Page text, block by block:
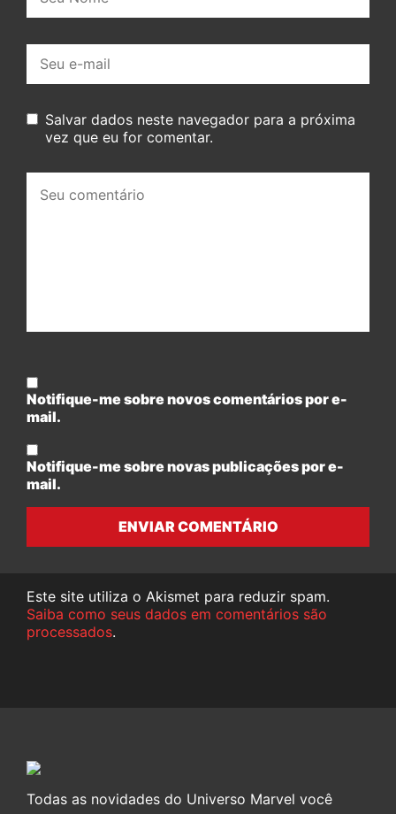
mail:
Salvar dados neste navegador para a próxima
vez que eu for comentar.
comentário:
Notifique-me sobre novos comentários por e-
mail.
Notifique-me sobre novas publicações por e-
mail.
ENVIAR COMENTÁRIO
Este site utiliza o Akismet para reduzir spam.
Saiba como seus dados em comentários são
processados.
Todas as novidades do Universo Marvel você